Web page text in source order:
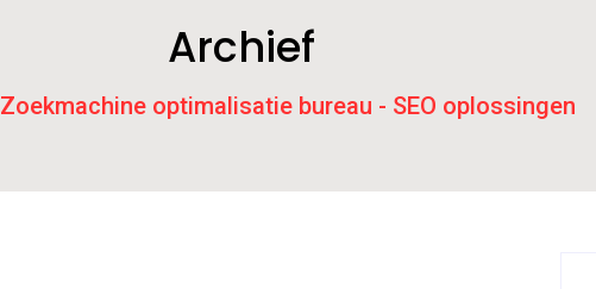
Archief
Zoekmachine optimalisatie bureau - SEO oplossingen